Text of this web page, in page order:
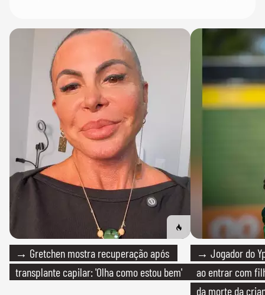
→ Gretchen mostra recuperação após
transplante capilar: 'Olha como estou bem'
→ Jogador do
ao entrar com
da morte da